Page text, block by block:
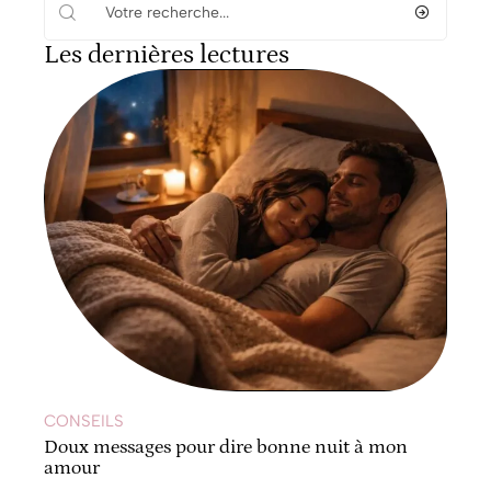
Les dernières lectures
CONSEILS
Doux messages pour dire bonne nuit à mon
amour